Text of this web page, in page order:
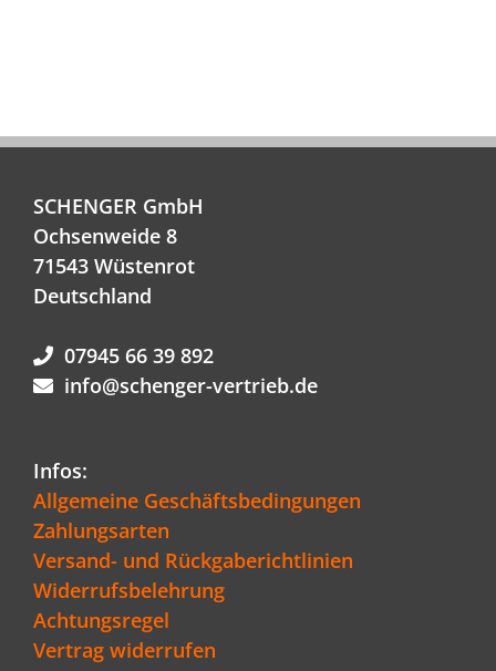
SCHENGER GmbH
Ochsenweide 8
71543 Wüstenrot
Deutschland
07945 66 39 892
info@schenger-vertrieb.de
Infos:
Allgemeine Geschäftsbedingungen
Zahlungsarten
Versand- und Rückgaberichtlinien
Widerrufsbelehrung
Achtungsregel
Vertrag widerrufen